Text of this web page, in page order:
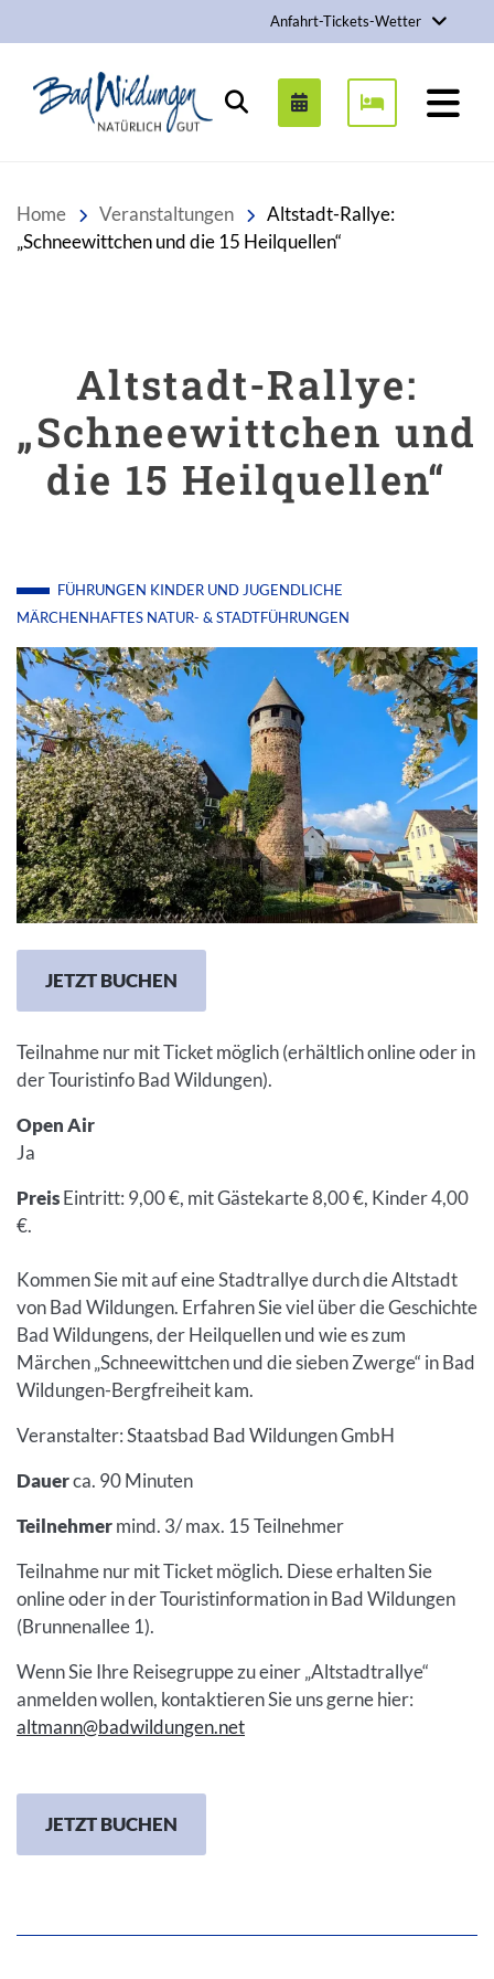
Anfahrt-Tickets-Wetter
Stadt Bad Wildungen
Suchen
Home Veranstaltungen
Altstadt-Rallye:
„Schneewittchen und die 15 Heilquellen“
Altstadt-Rallye:
„Schneewittchen und
die 15 Heilquellen“
FÜHRUNGEN KINDER UND JUGENDLICHE
MÄRCHENHAFTES NATUR- & STADTFÜHRUNGEN
JETZT BUCHEN
Teilnahme nur mit Ticket möglich (erhältlich online oder in
der Touristinfo Bad Wildungen).
Open Air
Ja
PreisEintritt: 9,00 €, mit Gästekarte 8,00 €, Kinder 4,00
€.
Kommen Sie mit auf eine Stadtrallye durch die Altstadt
von Bad Wildungen. Erfahren Sie viel über die Geschichte
Bad Wildungens, der Heilquellen und wie es zum
Märchen „Schneewittchen und die sieben Zwerge“ in Bad
Wildungen-Bergfreiheit kam.
Veranstalter: Staatsbad Bad Wildungen GmbH
Dauerca. 90 Minuten
Teilnehmermind. 3/ max. 15 Teilnehmer
Teilnahme nur mit Ticket möglich. Diese erhalten Sie
online oder in der Touristinformation in Bad Wildungen
(Brunnenallee 1).
Wenn Sie Ihre Reisegruppe zu einer „Altstadtrallye“
anmelden wollen, kontaktieren Sie uns gerne hier:
altmann@badwildungen.net
JETZT BUCHEN